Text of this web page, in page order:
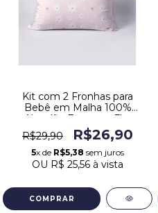
Kit com 2 Fronhas para
Bebê em Malha 100%
Algodão Estampa Flor
Rosa
R$29,90 R$26,90
5x de R$5,38 sem juros
OU R$ 25,56 à vista